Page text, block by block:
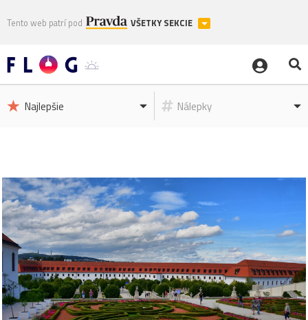
Tento web patrí pod VŠETKY SEKCIE
Najlepšie Nálepky